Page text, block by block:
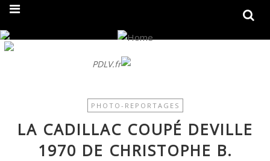
PDLV.fr
PHOTO-REPORTAGES
LA CADILLAC COUPÉ DEVILLE
1970 DE CHRISTOPHE B.